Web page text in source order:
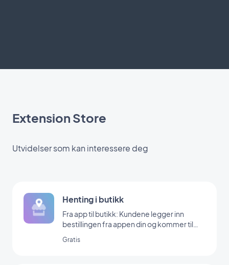
Extension Store
Utvidelser som kan interessere deg
Henting i butikk
Fra app til butikk: Kundene legger inn
bestillingen fra appen din og kommer til
Gratis